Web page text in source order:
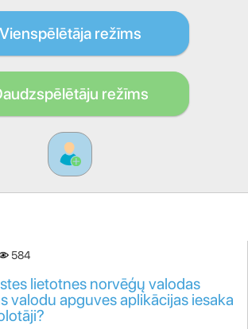
Vienspēlētāja režīms
režīms
584
lietotnes norvēģų valodas
valodu apguves aplikācijas iesaka